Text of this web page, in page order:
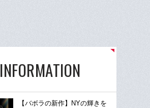
INFORMATION
【バボラの新作】NYの輝きを